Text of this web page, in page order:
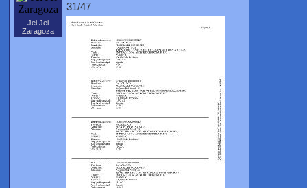
Jei Jei
Zaragoza
31/47